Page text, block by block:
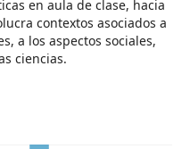
en aula de clase, hacia
contextos asociados a
a los aspectos sociales,
ciencias.